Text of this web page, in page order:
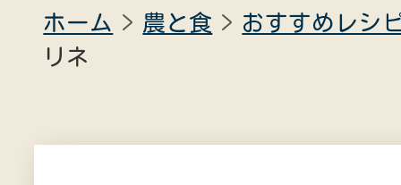
ホーム 農と食
おすすめレシ
リネ